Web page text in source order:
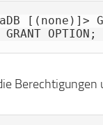
[(none)]>
GRANT OPTION;